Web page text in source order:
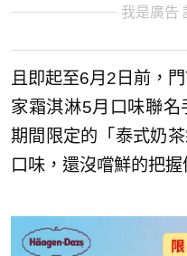
我是廣告
且即起至6月2日前，
家霜淇淋5月口味聯名
期間限定的「泰式奶
口味，還沒嚐鮮的把握